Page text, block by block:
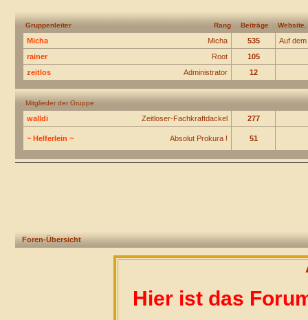
Rang
Gruppenleiter Beiträge Website
Micha
Micha 535
Auf
Root
rainer
105
Administrator
zeitlos 12
Mitglieder der Gruppe
Zeitloser-Fachkraftdackel
walldi 277
Absolut Prokura !
~ Helferlein ~ 51
Foren-Übersicht
Hier ist das